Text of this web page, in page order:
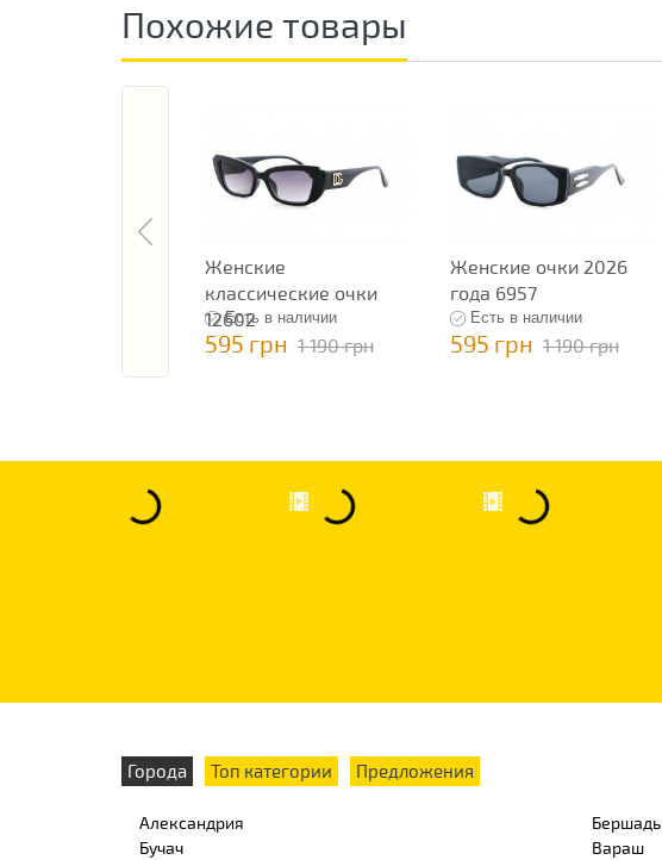
Похожие товары
Женские
классические очки
12602
Есть в наличии
595 грн 1 190 грн
Женские очки 2026
года 6957
Есть в наличии
595 грн 1 190 грн
Города Топ категории Предложения
Александрия Бершадь
Бучач
Вараш